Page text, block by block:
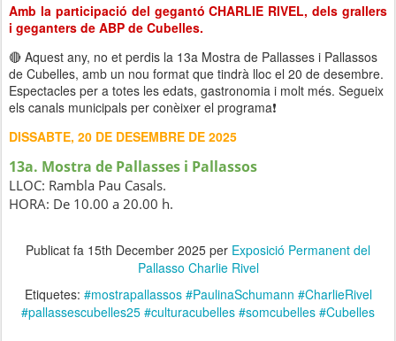
Amb la participació del gegantó CHARLIE RIVEL, dels grallers
i geganters de ABP de Cubelles.
🔴 Aquest any, no et perdis la 13a Mostra de Pallasses i Pallassos
de Cubelles, amb un nou format que tindrà lloc el 20 de desembre.
Espectacles per a totes les edats, gastronomia i molt més. Segueix
els canals municipals per conèixer el programa❗
DISSABTE, 20 DE DESEMBRE DE 2025
13a. Mostra de Pallasses i Pallassos
LLOC: Rambla Pau Casals.
HORA: De 10.00 a 20.00 h.
Publicat fa 15th December 2025 per Exposició Permanent del
Pallasso Charlie Rivel
Etiquetes: #mostrapallassos #PaulinaSchumann #CharlieRivel
#pallassescubelles25 #culturacubelles #somcubelles #Cubelles